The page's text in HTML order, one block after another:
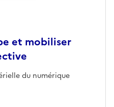
et mobiliser
du numérique